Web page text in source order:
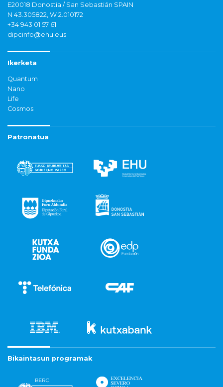
E20018 Donostia / San Sebastián SPAIN
N 43.305822, W 2.010172
+34 943 01 57 61
dipcinfo@ehu.eus
Ikerketa
Quantum
Nano
Life
Cosmos
Patronatua
Bikaintasun programak